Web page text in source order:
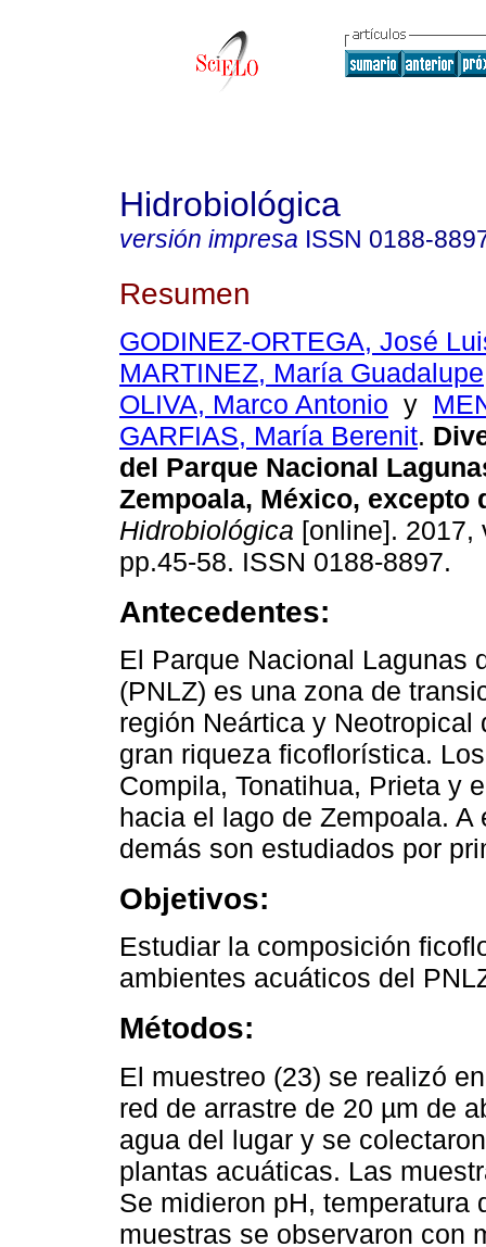
Hidrobiológica
versión impresa ISSN 0188-
Resumen
GODINEZ-ORTEGA, José
MARTINEZ, María Guadalupe
OLIVA, Marco Antonio y
GARFIAS, María Berenit.
del Parque Nacional
Zempoala, México, excepto
Hidrobiológica [online]. 2017,
pp.45-58. ISSN 0188-8897.
Antecedentes:
El Parque Nacional Lagunas
(PNLZ) es una zona de
región Neártica y Neotropical
gran riqueza ficoflorística.
Compila, Tonatihua, Prieta y
hacia el lago de Zempoala.
demás son estudiados por
Objetivos:
Estudiar la composición
ambientes acuáticos del
Métodos:
El muestreo (23) se realizó
red de arrastre de 20 µm de
agua del lugar y se
plantas acuáticas. Las
Se midieron pH, temperatura
muestras se observaron con